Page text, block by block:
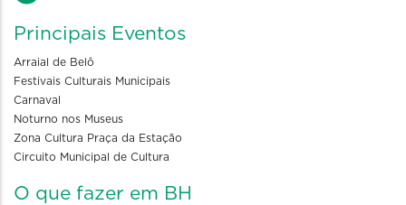
Principais Eventos
Arraial de Belô
Festivais Culturais Municipais
Carnaval
Noturno nos Museus
Zona Cultura Praça da Estação
Circuito Municipal de Cultura
O que fazer em BH